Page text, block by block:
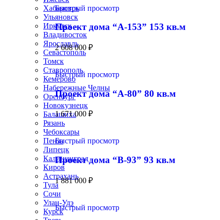
Хабаровск
Ульяновск
Иркутск
Владивосток
Ярославль
Севастополь
Томск
Ставрополь
Кемерово
Набережные Челны
Оренбург
Новокузнецк
Балашиха
Рязань
Чебоксары
Пенза
Липецк
Калининград
Киров
Астрахань
Тула
Сочи
Улан-Удэ
Курск
Быстрый просмотр
Проект дома “А-153” 153 кв.м
2 608 000 ₽
Быстрый просмотр
Проект дома “А-80” 80 кв.м
1 671 000 ₽
Быстрый просмотр
Проект дома “В-93” 93 кв.м
1 881 000 ₽
Быстрый просмотр